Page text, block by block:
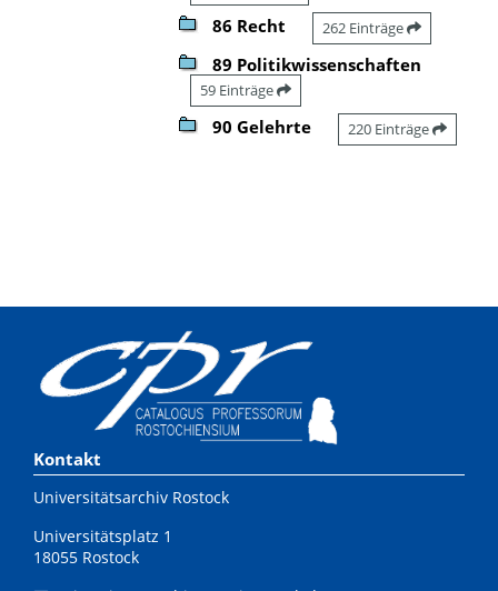
86 Recht 262 Einträge
89 Politikwissenschaften
59 Einträge
90 Gelehrte 220 Einträge
Kontakt
Universitätsarchiv Rostock
Universitätsplatz 1
18055 Rostock